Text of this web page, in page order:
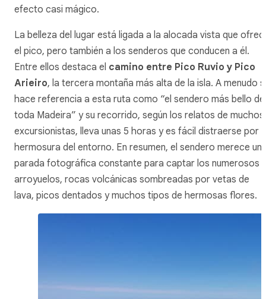
efecto casi mágico.
La belleza del lugar está ligada a la alocada vista que
el pico, pero también a los senderos que conducen a él.
Entre ellos destaca el camino entre Pico Ruvio y Pico
Arieiro, la tercera montaña más alta de la isla. A menudo
hace referencia a esta ruta como “el sendero más bello de
toda Madeira” y su recorrido, según los relatos de muchos
excursionistas, lleva unas 5 horas y es fácil distraerse por
hermosura del entorno. En resumen, el sendero merece
parada fotográfica constante para captar los numerosos
arroyuelos, rocas volcánicas sombreadas por vetas de
lava, picos dentados y muchos tipos de hermosas flores.